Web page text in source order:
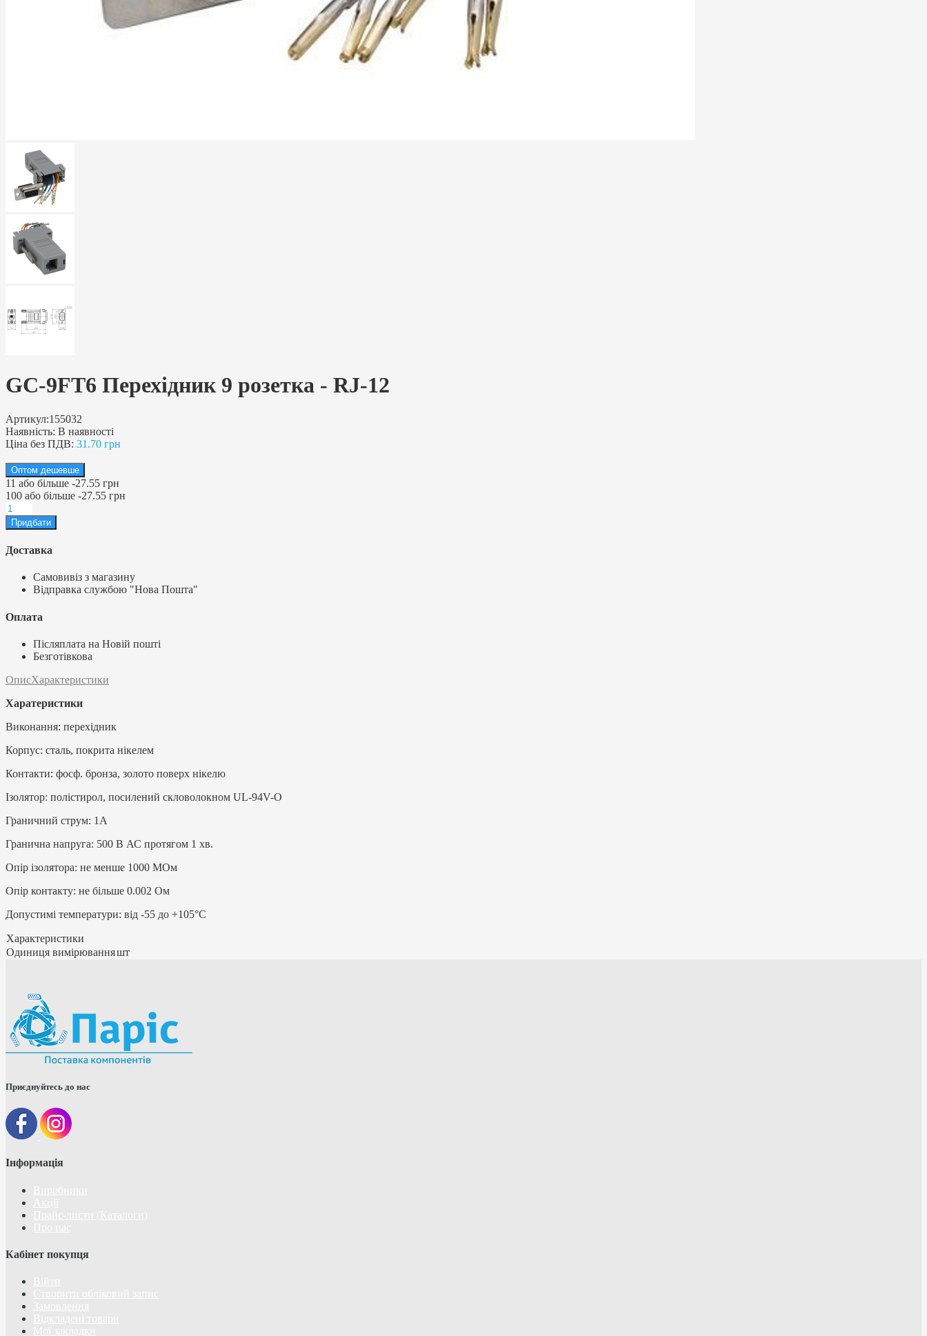
GC-9FT6 Перехідник 9 розетка - RJ-12
Артикул:155032
Наявність: В наявності
Ціна без ПДВ: 31.70 грн
Оптом дешевше
11 або більше -27.55 грн
100 або більше -27.55 грн
Доставка
Самовивіз з магазину
Відправка службою "Нова Пошта"
Оплата
Післяплата на Новій пошті
Безготівкова
ОписХарактеристики
Харатеристики
Виконання: перехідник
Корпус: сталь, покрита нікелем
Контакти: фосф. бронза, золото поверх нікелю
Ізолятор: полістирол, посилений скловолокном UL-94V-O
Граничний струм: 1A
Гранична напруга: 500 В АС протягом 1 хв.
Опір ізолятора: не менше 1000 МОм
Опір контакту: не більше 0.002 Ом
Допустимі температури: від -55 до +105°C
Характеристики
Одиниця вимірюванняшт
Приєднуйтесь до нас
Інформація
Кабінет покупця